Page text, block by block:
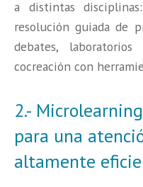
a distintas
resolución guiada de
debates,
cocreación con
2.-
para una
altamente